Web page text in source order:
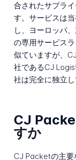
合されたサプラ
す。サービスは
し、ヨーロッパ
の専用サービス
似ていますが、
社であるCJ
社は完全に独立し
CJ
すか
CJ Packetの主要